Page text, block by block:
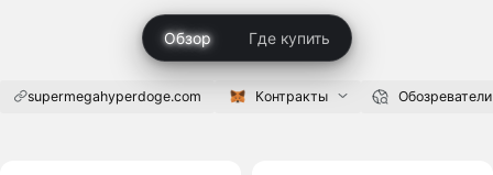
Обзор Где купить
supermegahyperdoge.com Контракты Обозреватели